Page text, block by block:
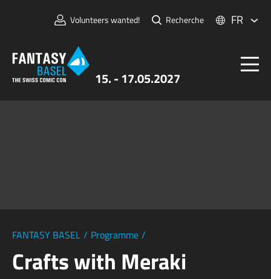
15. - 17.05.2027
Volunteers wanted! Recherche FR
FANTASY BASEL / Programme /
Crafts with Meraki